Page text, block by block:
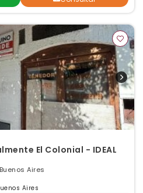
El Colonial - IDEAL
Aires
Aires